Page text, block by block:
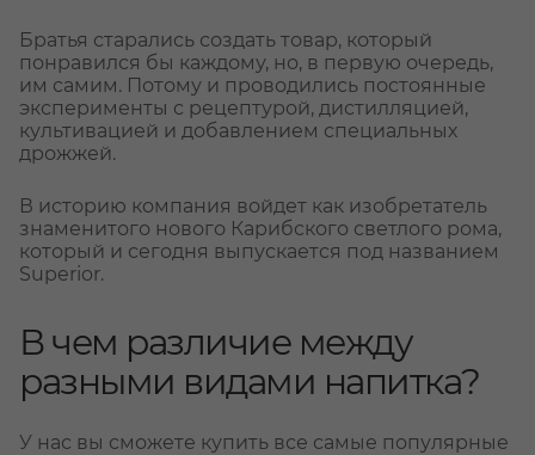
Братья старались создать товар, который
понравился бы каждому, но, в первую очередь,
им самим. Потому и проводились постоянные
эксперименты с рецептурой, дистилляцией,
культивацией и добавлением специальных
дрожжей.
В историю компания войдет как изобретатель
знаменитого нового Карибского светлого рома,
который и сегодня выпускается под названием
Superior.
В чем различие между
разными видами напитка?
У нас вы сможете купить все самые популярные